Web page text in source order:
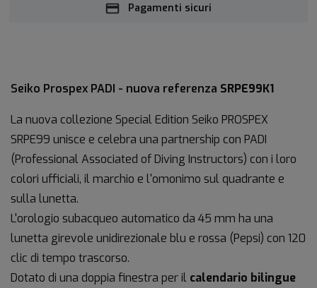
Pagamenti sicuri
Seiko Prospex PADI - nuova referenza SRPE99K1
La nuova collezione Special Edition Seiko PROSPEX
SRPE99 unisce e celebra una partnership con PADI
(Professional Associated of Diving Instructors) con i loro
colori ufficiali, il marchio e l'omonimo sul quadrante e
sulla lunetta.
L'orologio subacqueo automatico da 45 mm ha una
lunetta girevole unidirezionale blu e rossa (Pepsi) con 120
clic di tempo trascorso.
Dotato di una doppia finestra per il calendario bilingue